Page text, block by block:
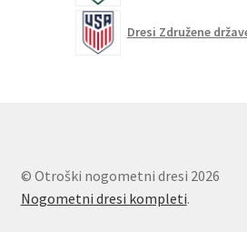
Dresi Združene
© Otroški nogometni dresi 2026
Nogometni dresi kompleti.